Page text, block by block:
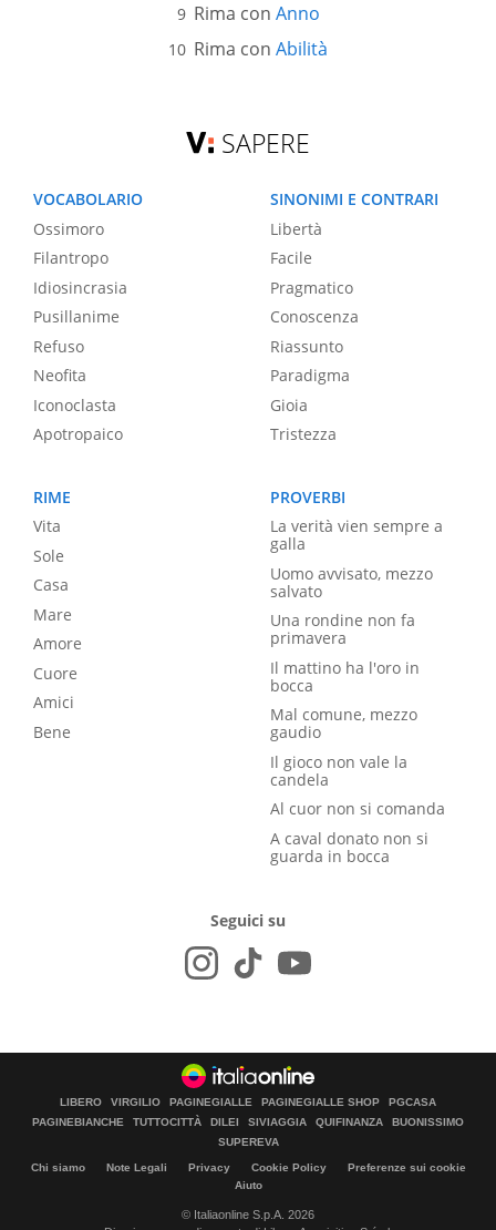
Rima con Anno
Rima con Abilità
SAPERE
VOCABOLARIO
Ossimoro
Filantropo
Idiosincrasia
Pusillanime
Refuso
Neofita
Iconoclasta
Apotropaico
SINONIMI E CONTRARI
Libertà
Facile
Pragmatico
Conoscenza
Riassunto
Paradigma
Gioia
Tristezza
RIME
Vita
Sole
Casa
Mare
Amore
Cuore
Amici
Bene
PROVERBI
La verità vien sempre a
galla
Uomo avvisato, mezzo
salvato
Una rondine non fa
primavera
Il mattino ha l'oro in
bocca
Mal comune, mezzo
gaudio
Il gioco non vale la
candela
Al cuor non si comanda
A caval donato non si
guarda in bocca
Seguici su
LIBERO VIRGILIO PAGINEGIALLE PAGINEGIALLE SHOP
PGCASA
PAGINEBIANCHE
TUTTOCITTÀ DILEI SIVIAGGIA QUIFINANZA
BUONISSIMO
SUPEREVA
Chi siamo Note Legali Privacy Cookie Policy
Preferenze sui cookie
Aiuto
© Italiaonline S.p.A. 2026